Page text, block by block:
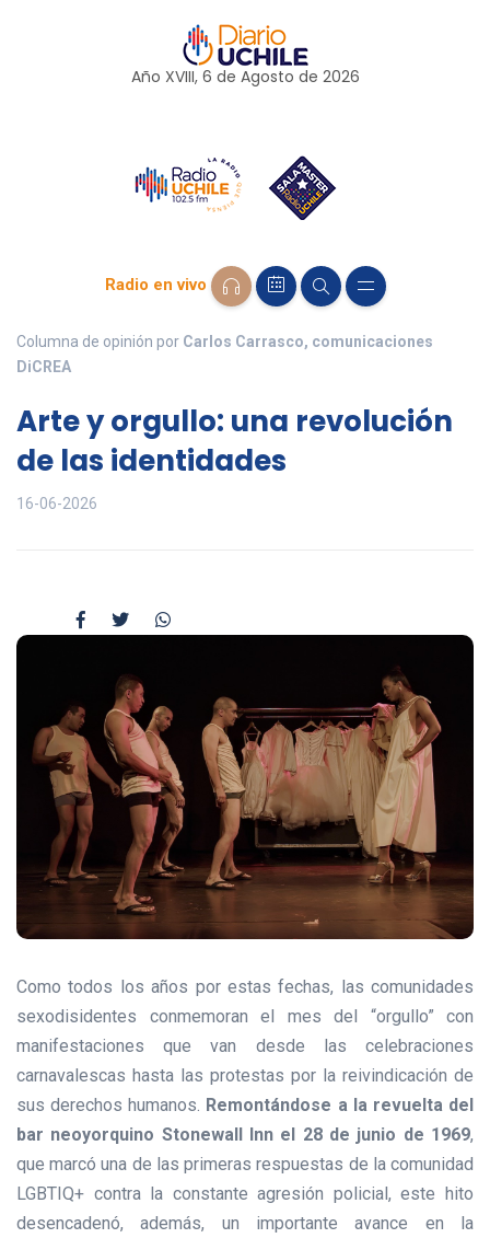
Año XVIII, 6 de Agosto de 2026
Radio en vivo
Columna de opinión por Carlos Carrasco, comunicaciones
DiCREA
Arte y orgullo: una revolución
de las identidades
16-06-2026
Como todos los años por estas fechas, las comunidades
sexodisidentes conmemoran el mes del “orgullo” con
manifestaciones que van desde las celebraciones
carnavalescas hasta las protestas por la reivindicación de
sus derechos humanos. Remontándose a la revuelta del
bar neoyorquino Stonewall Inn el 28 de junio de 1969,
que marcó una de las primeras respuestas de la comunidad
LGBTIQ+ contra la constante agresión policial, este hito
desencadenó, además, un importante avance en la